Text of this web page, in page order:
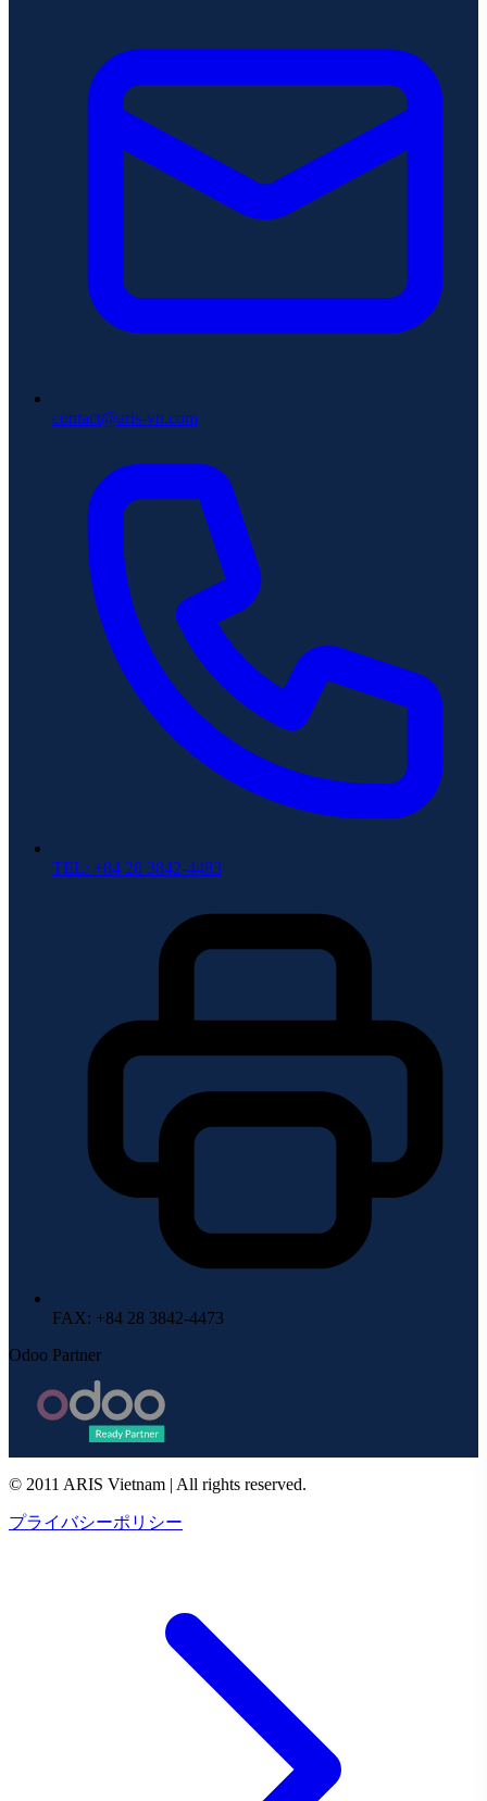
contact@aris-vn.com
TEL: +84 28 3842-4483
FAX: +84 28 3842-4473
Odoo Partner
© 2011 ARIS Vietnam | All rights reserved.
プライバシーポリシー